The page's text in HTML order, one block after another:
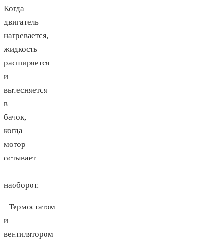
Когда
двигатель
нагревается,
жидкость
расширяется
и
вытесняется
в
бачок,
когда
мотор
остывает
–
наоборот.
Термостатом
и
вентилятором